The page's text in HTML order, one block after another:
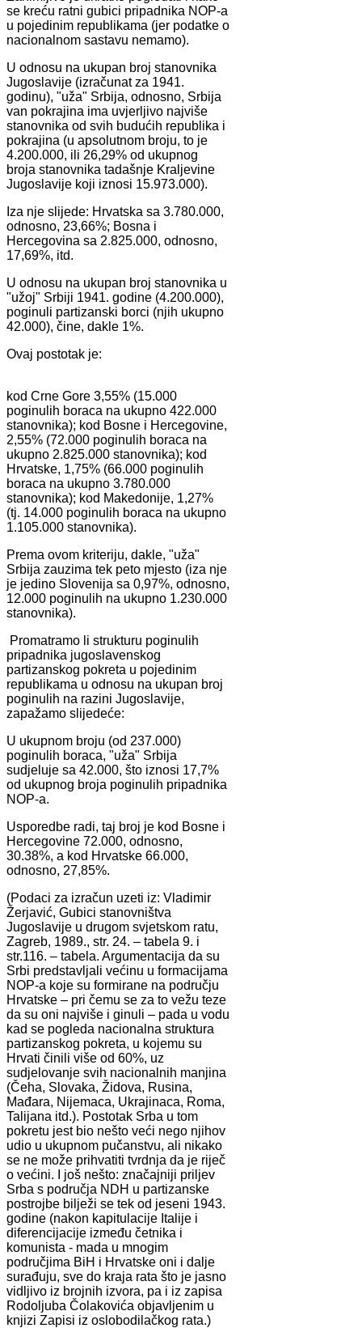
se kreću ratni gubici pripadnika NOP-a
u pojedinim republikama (jer podatke o
nacionalnom sastavu nemamo).
U odnosu na ukupan broj stanovnika
Jugoslavije (izračunat za 1941.
godinu), "uža" Srbija, odnosno, Srbija
van pokrajina ima uvjerljivo najviše
stanovnika od svih budućih republika i
pokrajina (u apsolutnom broju, to je
4.200.000, ili 26,29% od ukupnog
broja stanovnika tadašnje Kraljevine
Jugoslavije koji iznosi 15.973.000).
Iza nje slijede: Hrvatska sa 3.780.000,
odnosno, 23,66%; Bosna i
Hercegovina sa 2.825.000, odnosno,
17,69%, itd.
U odnosu na ukupan broj stanovnika u
"užoj" Srbiji 1941. godine (4.200.000),
poginuli partizanski borci (njih ukupno
42.000), čine, dakle 1%.
Ovaj postotak je:
kod Crne Gore 3,55% (15.000
poginulih boraca na ukupno 422.000
stanovnika); kod Bosne i Hercegovine,
2,55% (72.000 poginulih boraca na
ukupno 2.825.000 stanovnika); kod
Hrvatske, 1,75% (66.000 poginulih
boraca na ukupno 3.780.000
stanovnika); kod Makedonije, 1,27%
(tj. 14.000 poginulih boraca na ukupno
1.105.000 stanovnika).
Prema ovom kriteriju, dakle, "uža"
Srbija zauzima tek peto mjesto (iza nje
je jedino Slovenija sa 0,97%, odnosno,
12.000 poginulih na ukupno 1.230.000
stanovnika).
Promatramo li strukturu poginulih
pripadnika jugoslavenskog
partizanskog pokreta u pojedinim
republikama u odnosu na ukupan broj
poginulih na razini Jugoslavije,
zapažamo slijedeće:
U ukupnom broju (od 237.000)
poginulih boraca, "uža" Srbija
sudjeluje sa 42.000, što iznosi 17,7%
od ukupnog broja poginulih pripadnika
NOP-a.
Usporedbe radi, taj broj je kod Bosne i
Hercegovine 72.000, odnosno,
30.38%, a kod Hrvatske 66.000,
odnosno, 27,85%.
(Podaci za izračun uzeti iz: Vladimir
Žerjavić, Gubici stanovništva
Jugoslavije u drugom svjetskom ratu,
Zagreb, 1989., str. 24. – tabela 9. i
str.116. – tabela. Argumentacija da su
Srbi predstavljali većinu u formacijama
NOP-a koje su formirane na području
Hrvatske – pri čemu se za to vežu teze
da su oni najviše i ginuli – pada u vodu
kad se pogleda nacionalna struktura
partizanskog pokreta, u kojemu su
Hrvati činili više od 60%, uz
sudjelovanje svih nacionalnih manjina
(Čeha, Slovaka, Židova, Rusina,
Mađara, Nijemaca, Ukrajinaca, Roma,
Talijana itd.). Postotak Srba u tom
pokretu jest bio nešto veći nego njihov
udio u ukupnom pučanstvu, ali nikako
se ne može prihvatiti tvrdnja da je riječ
o većini. I još nešto: značajniji priljev
Srba s područja NDH u partizanske
postrojbe bilježi se tek od jeseni 1943.
godine (nakon kapitulacije Italije i
diferencijacije između četnika i
komunista - mada u mnogim
područjima BiH i Hrvatske oni i dalje
surađuju, sve do kraja rata što je jasno
vidljivo iz brojnih izvora, pa i iz zapisa
Rodoljuba Čolakovića objavljenim u
knjizi Zapisi iz oslobodilačkog rata.)